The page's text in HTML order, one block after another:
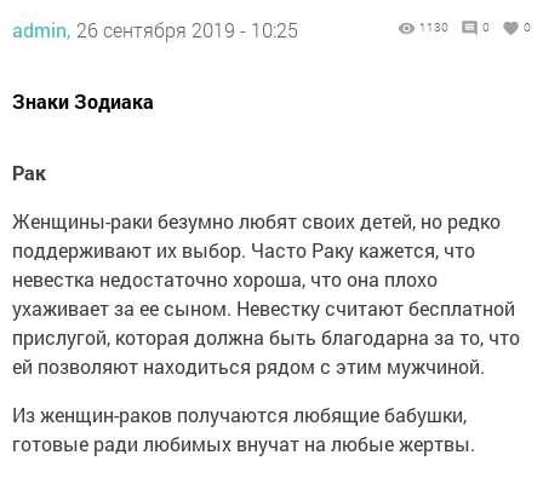
admin, 26 сентября 2019 - 10:25 1130 0 0
Знаки Зодиака
Рак
Женщины-раки безумно любят своих детей, но редко
поддерживают их выбор. Часто Раку кажется, что
невестка недостаточно хороша, что она плохо
ухаживает за ее сыном. Невестку считают бесплатной
прислугой, которая должна быть благодарна за то, что
ей позволяют находиться рядом с этим мужчиной.
Из женщин-раков получаются любящие бабушки,
готовые ради любимых внучат на любые жертвы.